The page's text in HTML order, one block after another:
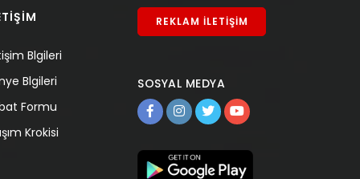
Blgileri
Blgileri
Formu
Krokisi
REKLAM İLETİŞİM
SOSYAL MEDYA